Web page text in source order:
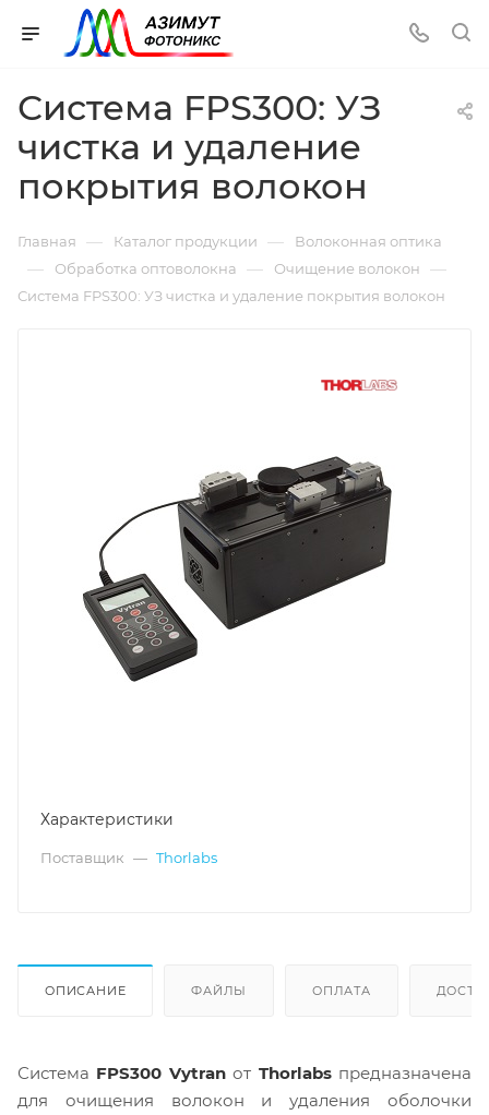
Система FPS300: УЗ
чистка и удаление
покрытия волокон
Главная — Каталог продукции — Волоконная оптика
— Обработка оптоволокна — Очищение волокон —
Система FPS300: УЗ чистка и удаление покрытия волокон
Характеристики
Поставщик — Thorlabs
ОПИСАНИЕ ФАЙЛЫ ОПЛАТА
Система FPS300 Vytranот Thorlabsпредназначена
для очищения волокон и удаления оболочки